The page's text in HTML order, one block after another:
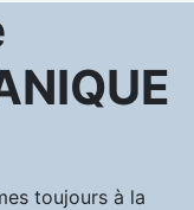
toujours à la